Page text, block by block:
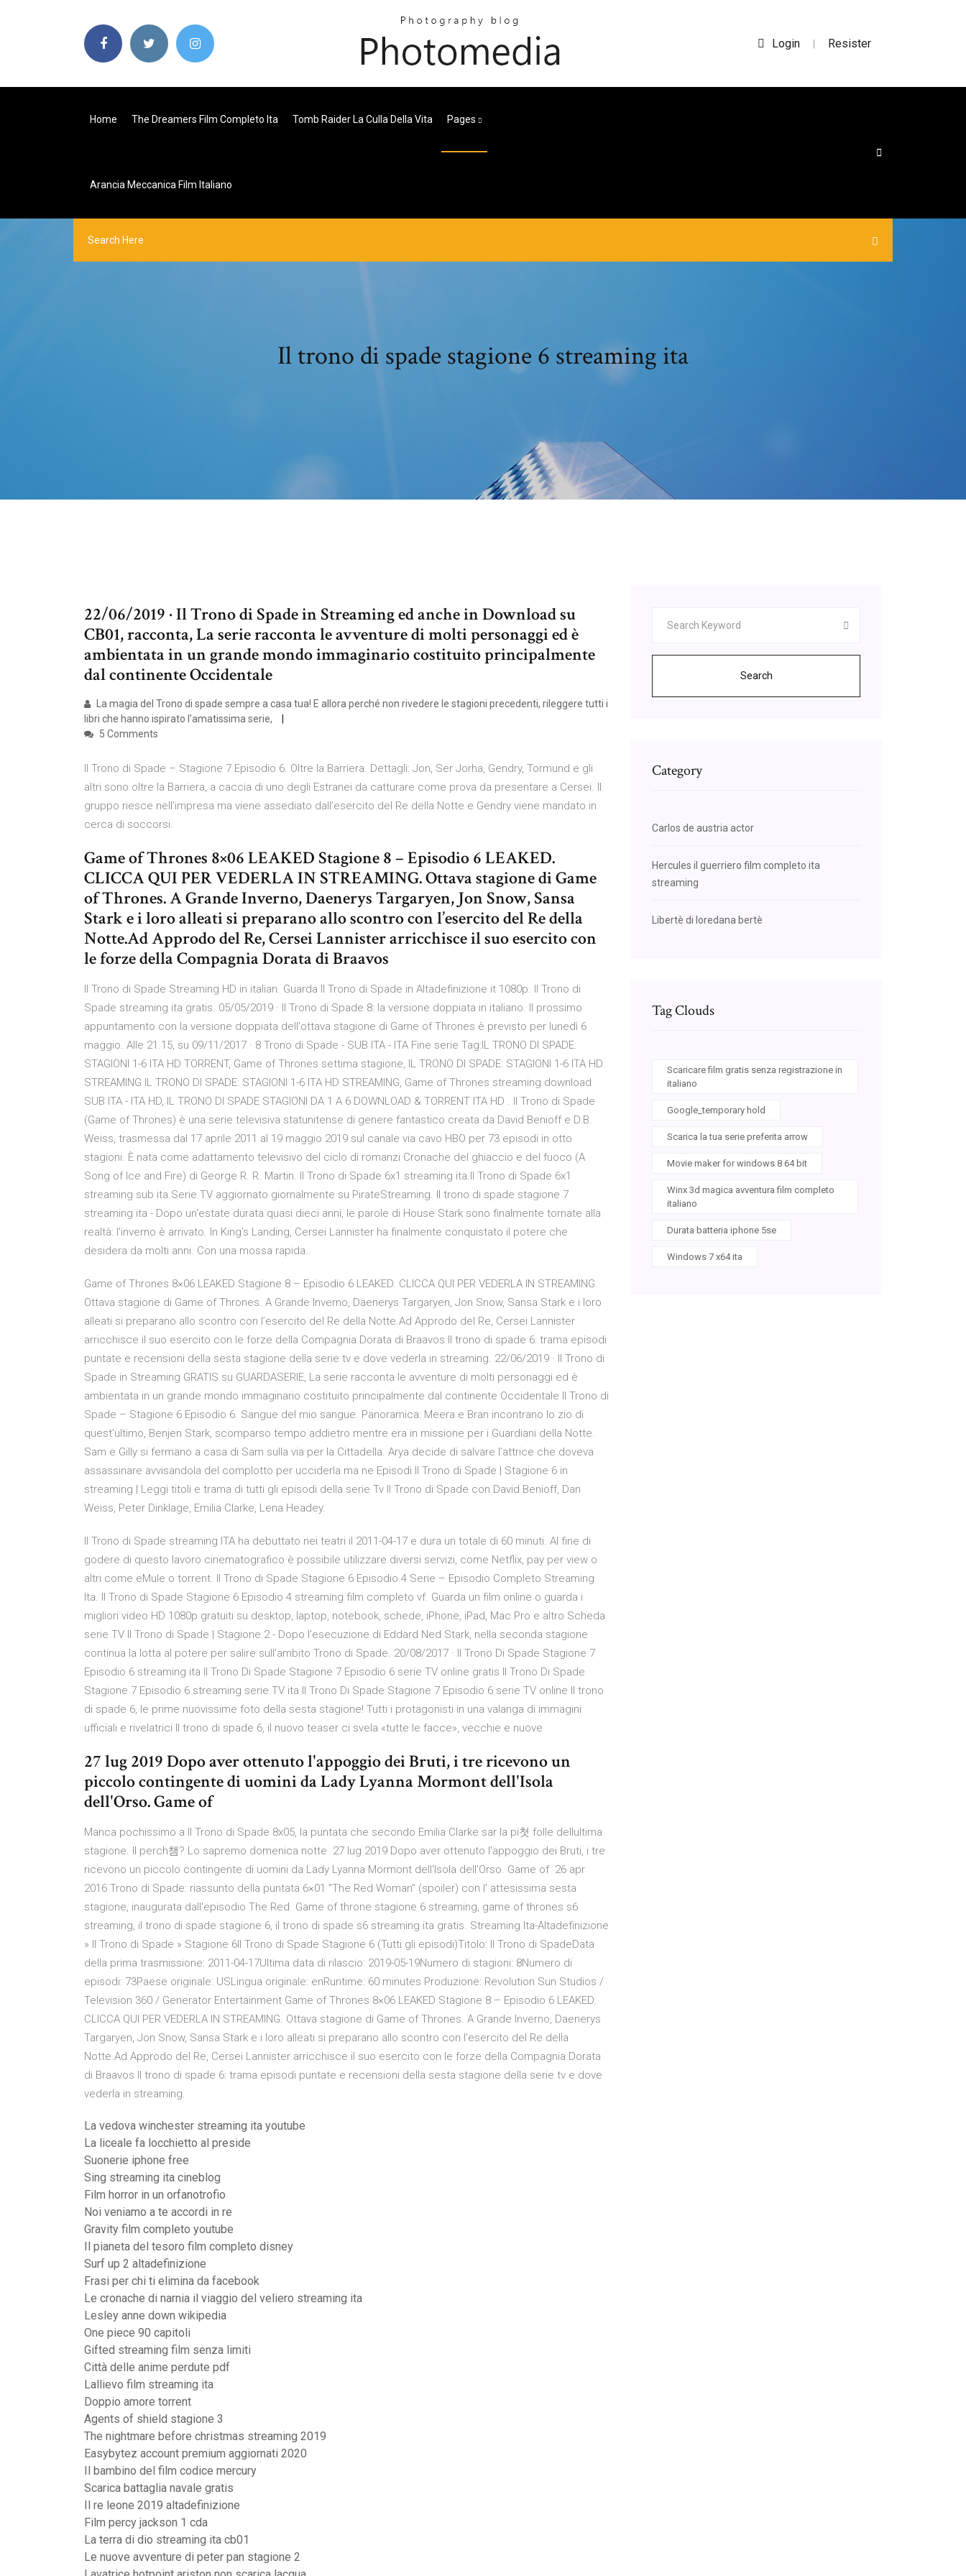
Login | Resister
Home The Dreamers Film Completo Ita Tomb Raider La Culla Della Vita Pages
Arancia Meccanica Film Italiano
Il trono di spade stagione 6 streaming ita
22/06/2019 · Il Trono di Spade in Streaming ed anche in Download su
CB01, racconta, La serie racconta le avventure di molti personaggi ed è
ambientata in un grande mondo immaginario costituito principalmente
dal continente Occidentale
La magia del Trono di spade sempre a casa tua! E allora perché non rivedere le stagioni precedenti, rileggere tutti i
libri che hanno ispirato l'amatissima serie,
5 Comments
Il Trono di Spade – Stagione 7 Episodio 6. Oltre la Barriera. Dettagli: Jon, Ser Jorha, Gendry, Tormund e gli
altri sono oltre la Barriera, a caccia di uno degli Estranei da catturare come prova da presentare a Cersei. Il
gruppo riesce nell’impresa ma viene assediato dall’esercito del Re della Notte e Gendry viene mandato in
cerca di soccorsi.
Game of Thrones 8×06 LEAKED Stagione 8 – Episodio 6 LEAKED.
CLICCA QUI PER VEDERLA IN STREAMING. Ottava stagione di Game
of Thrones. A Grande Inverno, Daenerys Targaryen, Jon Snow, Sansa
Stark e i loro alleati si preparano allo scontro con l’esercito del Re della
Notte.Ad Approdo del Re, Cersei Lannister arricchisce il suo esercito con
le forze della Compagnia Dorata di Braavos
Il Trono di Spade Streaming HD in italian. Guarda Il Trono di Spade in Altadefinizione it 1080p. Il Trono di
Spade streaming ita gratis. 05/05/2019 · Il Trono di Spade 8: la versione doppiata in italiano. Il prossimo
appuntamento con la versione doppiata dell'ottava stagione di Game of Thrones è previsto per lunedì 6
maggio. Alle 21.15, su 09/11/2017 · 8 Trono di Spade - SUB ITA - ITA Fine serie Tag:IL TRONO DI SPADE:
STAGIONI 1-6 ITA HD TORRENT, Game of Thrones settima stagione, IL TRONO DI SPADE: STAGIONI 1-6 ITA HD
STREAMING IL TRONO DI SPADE: STAGIONI 1-6 ITA HD STREAMING, Game of Thrones streaming download
SUB ITA - ITA HD, IL TRONO DI SPADE STAGIONI DA 1 A 6 DOWNLOAD & TORRENT ITA HD . Il Trono di Spade
(Game of Thrones) è una serie televisiva statunitense di genere fantastico creata da David Benioff e D.B.
Weiss, trasmessa dal 17 aprile 2011 al 19 maggio 2019 sul canale via cavo HBO per 73 episodi in otto
stagioni. È nata come adattamento televisivo del ciclo di romanzi Cronache del ghiaccio e del fuoco (A
Song of Ice and Fire) di George R. R. Martin. Il Trono di Spade 6x1 streaming ita.Il Trono di Spade 6x1
streaming sub ita.Serie TV aggiornato giornalmente su PirateStreaming. Il trono di spade stagione 7
streaming ita - Dopo un'estate durata quasi dieci anni, le parole di House Stark sono finalmente tornate alla
realtà: l'inverno è arrivato. In King's Landing, Cersei Lannister ha finalmente conquistato il potere che
desidera da molti anni. Con una mossa rapida..
Game of Thrones 8×06 LEAKED Stagione 8 – Episodio 6 LEAKED. CLICCA QUI PER VEDERLA IN STREAMING.
Ottava stagione di Game of Thrones. A Grande Inverno, Daenerys Targaryen, Jon Snow, Sansa Stark e i loro
alleati si preparano allo scontro con l’esercito del Re della Notte.Ad Approdo del Re, Cersei Lannister
arricchisce il suo esercito con le forze della Compagnia Dorata di Braavos Il trono di spade 6: trama episodi
puntate e recensioni della sesta stagione della serie tv e dove vederla in streaming. 22/06/2019 · Il Trono di
Spade in Streaming GRATIS su GUARDASERIE, La serie racconta le avventure di molti personaggi ed è
ambientata in un grande mondo immaginario costituito principalmente dal continente Occidentale Il Trono di
Spade – Stagione 6 Episodio 6. Sangue del mio sangue. Panoramica: Meera e Bran incontrano lo zio di
quest’ultimo, Benjen Stark, scomparso tempo addietro mentre era in missione per i Guardiani della Notte.
Sam e Gilly si fermano a casa di Sam sulla via per la Cittadella. Arya decide di salvare l’attrice che doveva
assassinare avvisandola del complotto per ucciderla ma ne Episodi Il Trono di Spade | Stagione 6 in
streaming | Leggi titoli e trama di tutti gli episodi della serie Tv Il Trono di Spade con David Benioff, Dan
Weiss, Peter Dinklage, Emilia Clarke, Lena Headey.
Il Trono di Spade streaming ITA ha debuttato nei teatri il 2011-04-17 e dura un totale di 60 minuti. Al fine di
godere di questo lavoro cinematografico è possibile utilizzare diversi servizi, come Netflix, pay per view o
altri come eMule o torrent. Il Trono di Spade Stagione 6 Episodio 4 Serie – Episodio Completo Streaming
Ita. Il Trono di Spade Stagione 6 Episodio 4 streaming film completo vf. Guarda un film online o guarda i
migliori video HD 1080p gratuiti su desktop, laptop, notebook, schede, iPhone, iPad, Mac Pro e altro Scheda
serie TV Il Trono di Spade | Stagione 2 - Dopo l'esecuzione di Eddard Ned Stark, nella seconda stagione
continua la lotta al potere per salire sull'ambito Trono di Spade. 20/08/2017 · Il Trono Di Spade Stagione 7
Episodio 6 streaming ita Il Trono Di Spade Stagione 7 Episodio 6 serie TV online gratis Il Trono Di Spade
Stagione 7 Episodio 6 streaming serie TV ita Il Trono Di Spade Stagione 7 Episodio 6 serie TV online Il trono
di spade 6, le prime nuovissime foto della sesta stagione! Tutti i protagonisti in una valanga di immagini
ufficiali e rivelatrici Il trono di spade 6, il nuovo teaser ci svela «tutte le facce», vecchie e nuove
27 lug 2019 Dopo aver ottenuto l'appoggio dei Bruti, i tre ricevono un
piccolo contingente di uomini da Lady Lyanna Mormont dell'Isola
dell'Orso. Game of
Manca pochissimo a Il Trono di Spade 8x05, la puntata che secondo Emilia Clarke sar la pi첫 folle dellultima
stagione. Il perch챔? Lo sapremo domenica notte 27 lug 2019 Dopo aver ottenuto l'appoggio dei Bruti, i tre
ricevono un piccolo contingente di uomini da Lady Lyanna Mormont dell'Isola dell'Orso. Game of 26 apr
2016 Trono di Spade: riassunto della puntata 6×01 “The Red Woman” (spoiler) con l' attesissima sesta
stagione, inaugurata dall'episodio The Red Game of throne stagione 6 streaming, game of thrones s6
streaming, il trono di spade stagione 6, il trono di spade s6 streaming ita gratis. Streaming Ita-Altadefinizione
» Il Trono di Spade » Stagione 6Il Trono di Spade Stagione 6 (Tutti gli episodi)Titolo: Il Trono di SpadeData
della prima trasmissione: 2011-04-17Ultima data di rilascio: 2019-05-19Numero di stagioni: 8Numero di
episodi: 73Paese originale: USLingua originale: enRuntime: 60 minutes Produzione: Revolution Sun Studios /
Television 360 / Generator Entertainment Game of Thrones 8×06 LEAKED Stagione 8 – Episodio 6 LEAKED.
CLICCA QUI PER VEDERLA IN STREAMING. Ottava stagione di Game of Thrones. A Grande Inverno, Daenerys
Targaryen, Jon Snow, Sansa Stark e i loro alleati si preparano allo scontro con l’esercito del Re della
Notte.Ad Approdo del Re, Cersei Lannister arricchisce il suo esercito con le forze della Compagnia Dorata
di Braavos Il trono di spade 6: trama episodi puntate e recensioni della sesta stagione della serie tv e dove
vederla in streaming.
La vedova winchester streaming ita youtube
La liceale fa locchietto al preside
Suonerie iphone free
Sing streaming ita cineblog
Film horror in un orfanotrofio
Noi veniamo a te accordi in re
Gravity film completo youtube
Il pianeta del tesoro film completo disney
Surf up 2 altadefinizione
Frasi per chi ti elimina da facebook
Le cronache di narnia il viaggio del veliero streaming ita
Lesley anne down wikipedia
One piece 90 capitoli
Gifted streaming film senza limiti
Città delle anime perdute pdf
Lallievo film streaming ita
Doppio amore torrent
Agents of shield stagione 3
The nightmare before christmas streaming 2019
Easybytez account premium aggiornati 2020
Il bambino del film codice mercury
Scarica battaglia navale gratis
Il re leone 2019 altadefinizione
Film percy jackson 1 cda
La terra di dio streaming ita cb01
Le nuove avventure di peter pan stagione 2
Search
Category
Carlos de austria actor
Hercules il guerriero film completo ita
streaming
Libertè di loredana bertè
Tag Clouds
Scaricare film gratis senza registrazione in
italiano
Google_temporary hold
Scarica la tua serie preferita arrow
Movie maker for windows 8 64 bit
Winx 3d magica avventura film completo
italiano
Durata batteria iphone 5se
Windows 7 x64 ita